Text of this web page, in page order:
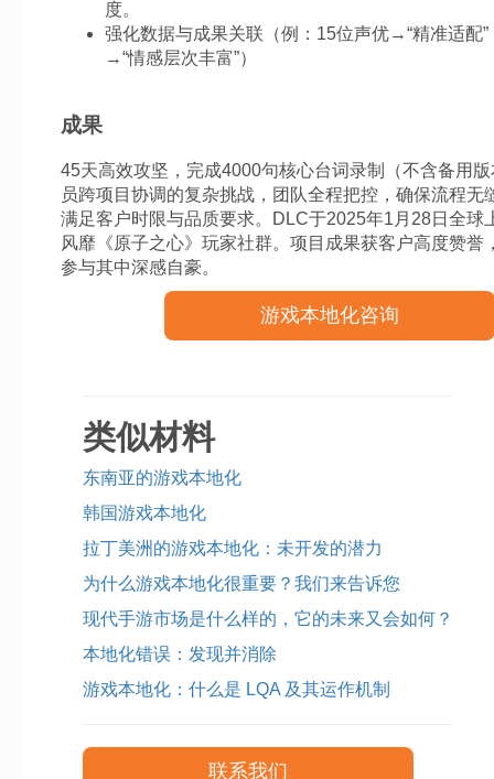
度。
强化数据与成果关联（例：15位声优→“精准适配”
→“情感层次丰富”）
成果
45天高效攻坚，完成4000句核心台词录制（不含备用
员跨项目协调的复杂挑战，团队全程把控，确保流程无
满足客户时限与品质要求。DLC于2025年1月28日全球
风靡《原子之心》玩家社群。项目成果获客户高度赞誉
参与其中深感自豪。
游戏本地化咨询
类似材料
东南亚的游戏本地化
韩国游戏本地化
拉丁美洲的游戏本地化：未开发的潜力
为什么游戏本地化很重要？我们来告诉您
现代手游市场是什么样的，它的未来又会如何？
本地化错误：发现并消除
游戏本地化：什么是 LQA 及其运作机制
联系我们